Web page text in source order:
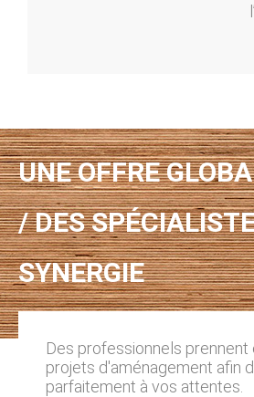
UNE OFFRE
/ DES
SYNERGIE
Des professionnels prennent
projets d'aménagement afin
parfaitement à vos attentes.